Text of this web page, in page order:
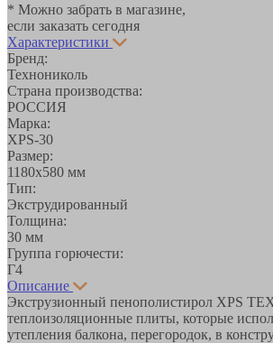
* Можно забрать в магазине,
если заказать сегодня
Характеристики
Бренд:
Технониколь
Страна производства:
РОССИЯ
Марка:
XPS-30
Размер:
1180х580 мм
Тип:
Экструдированный
Толщина:
30 мм
Группа горючести:
Г4
Описание
Экструзионный пенополистирол XPS
теплоизоляционные плиты, которые
утепления балкона, перегородок, в